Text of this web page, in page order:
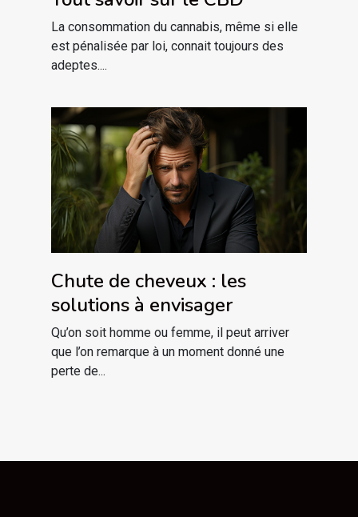
La consommation du cannabis, même si elle
est pénalisée par loi, connait toujours des
adeptes....
Chute de cheveux : les
solutions à envisager
Qu’on soit homme ou femme, il peut arriver
que l’on remarque à un moment donné une
perte de...